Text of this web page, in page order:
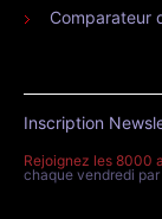
Comparateur
Inscription
Rejoignez les 8000
chaque vendredi par